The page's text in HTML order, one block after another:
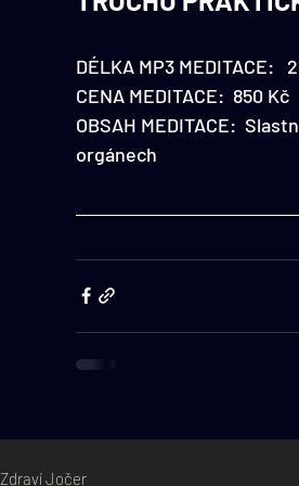
DÉLKA MP3 MEDITACE:
CENA MEDITACE:  850 Kč
OBSAH MEDITACE:
orgánech
Zdraví Jočer